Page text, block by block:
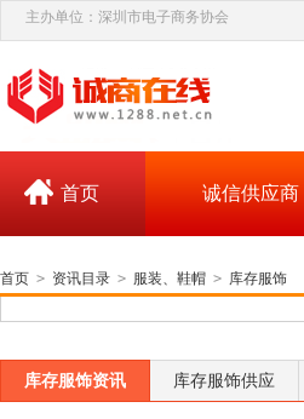
主办单位：深圳市电子商务协会
首页 诚信供应商
首页 > 资讯目录 > 服装、鞋帽 > 库存服饰
库存服饰资讯 库存服饰供应